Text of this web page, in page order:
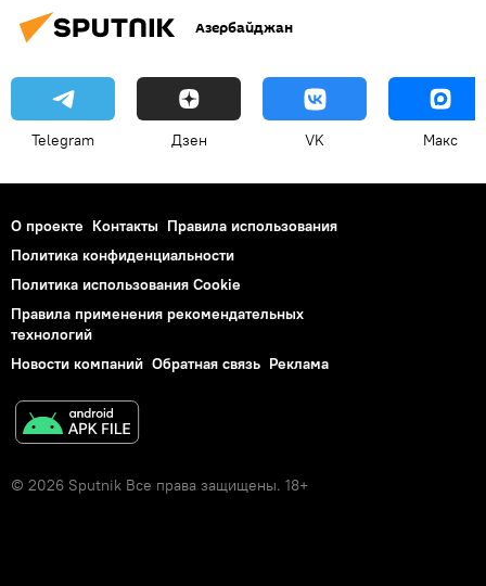
Азербайджан
Telegram Дзен VK Макс
О проекте Контакты Правила использования
Политика конфиденциальности
Политика использования Cookie
Правила применения рекомендательных
технологий
Новости компаний Обратная связь Реклама
© 2026 Sputnik Все права защищены. 18+